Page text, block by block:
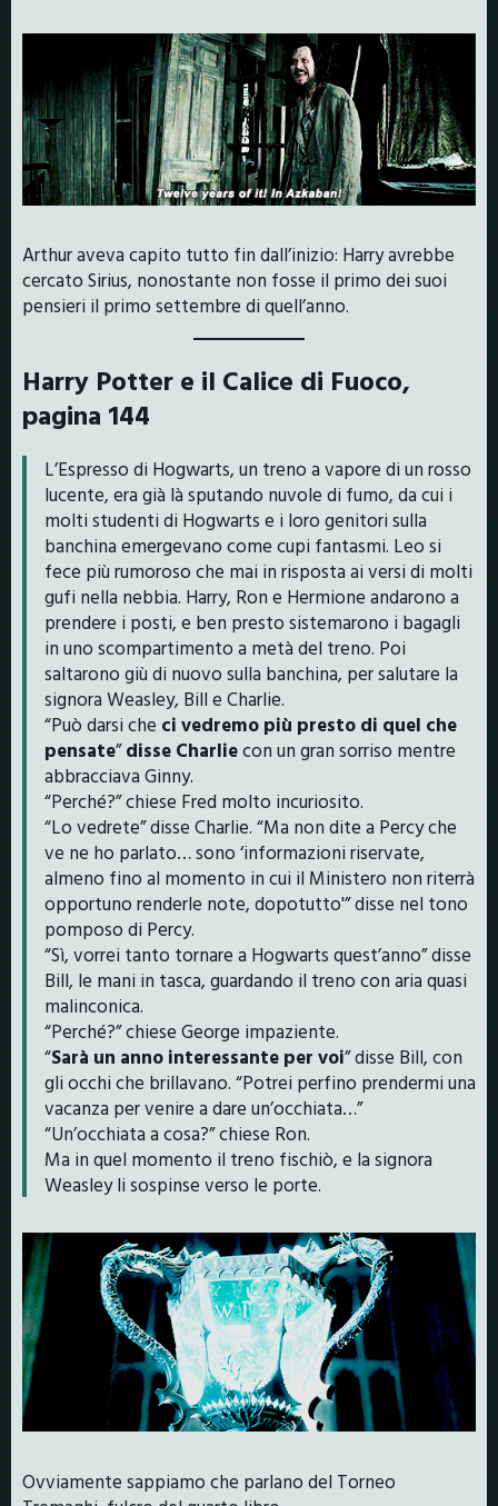
Arthur aveva capito tutto fin dall’inizio: Harry avrebbe
cercato Sirius, nonostante non fosse il primo dei suoi
pensieri il primo settembre di quell’anno.
Harry Potter e il Calice di Fuoco,
pagina 144
L’Espresso di Hogwarts, un treno a vapore di un rosso
lucente, era già là sputando nuvole di fumo, da cui i
molti studenti di Hogwarts e i loro genitori sulla
banchina emergevano come cupi fantasmi. Leo si
fece più rumoroso che mai in risposta ai versi di molti
gufi nella nebbia. Harry, Ron e Hermione andarono a
prendere i posti, e ben presto sistemarono i bagagli
in uno scompartimento a metà del treno. Poi
saltarono giù di nuovo sulla banchina, per salutare la
signora Weasley, Bill e Charlie.
“Può darsi che ci vedremo più presto di quel che
pensate”disse Charliecon un gran sorriso mentre
abbracciava Ginny.
“Perché?” chiese Fred molto incuriosito.
“Lo vedrete” disse Charlie. “Ma non dite a Percy che
ve ne ho parlato… sono ‘informazioni riservate,
almeno fino al momento in cui il Ministero non riterrà
opportuno renderle note, dopotutto'” disse nel tono
pomposo di Percy.
“Sì, vorrei tanto tornare a Hogwarts quest’anno” disse
Bill, le mani in tasca, guardando il treno con aria quasi
malinconica.
“Perché?” chiese George impaziente.
“Sarà un anno interessante per voi” disse Bill, con
gli occhi che brillavano. “Potrei perfino prendermi una
vacanza per venire a dare un’occhiata…”
“Un’occhiata a cosa?” chiese Ron.
Ma in quel momento il treno fischiò, e la signora
Weasley li sospinse verso le porte.
Ovviamente sappiamo che parlano del Torneo